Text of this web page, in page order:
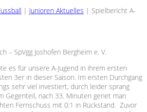
| Junioren Aktuelles | Spielbericht A-
– SpVgg Joshofen Bergheim e. V.
es für unsere A-Jugend in ihrem ersten
3er in dieser Saison. Im ersten Durchgang
sehr viel investiert, durch leider sprang
Gegenteil, nach 33. Minuten geriet man
Fernschuss mit 0:1 in Rückstand. Zuvor